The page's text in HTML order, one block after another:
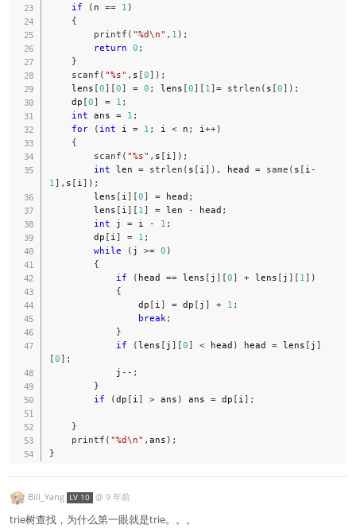
if
( n == 1 )
{
printf ( "%d\n" , 1 ) ;
return 0 ;
}
scanf ( "%s" , s [0] ) ;
    lens
[0] [0] = 0 ; lens [0] [ 1 ]= strlen ( s [0] ) ;
    dp
[0] = 1 ;
int ans = 1 ;
for
( int i = 1 ; i < n ; i ++)
{
scanf ( "%s" , s [ i ] ) ;
int len = strlen ( s [ i ] ) , head = same ( s [ i -
1 ] , s [ i ] ) ;
        lens
[ i ] [0] = head ;
        lens
[ i ] [ 1 ] = len - head ;
int j = i - 1 ;
        dp
[ i ] = 1 ;
while
( j >= 0 )
{
if
( head == lens [ j ] [0] + lens [ j ] [ 1 ] )
{
                dp
[ i ] = dp [ j ] + 1 ;
break ;
}
if
(lens [ j ] [0] < head ) head = lens [ j ]
[0] ;
            j
-- ;
}
if
(dp [ i ] > ans ) ans = dp [ i ] ;
}
printf ( "%d\n" , ans ) ;
}
Bill_Yang LV 10 @ 9 年前
trie树查找，为什么第一眼就是trie。。。